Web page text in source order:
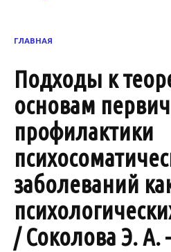
ГЛАВНАЯ
Подходы к
основам
профилактики
заболеваний
/ Соколова Э. А.